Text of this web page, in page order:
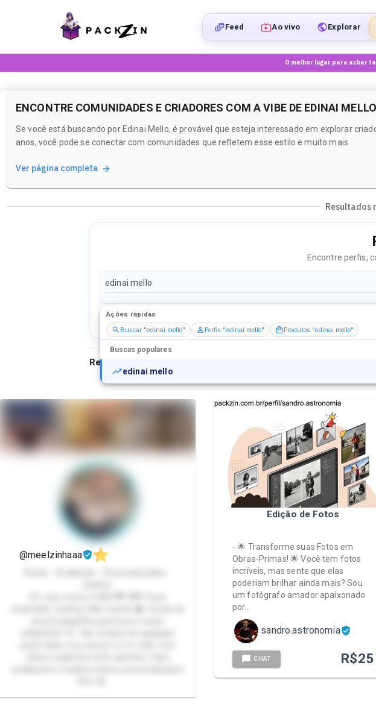
Feed Ao vivo Explorar
O melhor lugar para achar
ENCONTRE COMUNIDADES E CRIADORES COM A VIBE DE EDINAI MELLO
Se você está buscando por Edinai Mello, é provável que esteja interessado em explorar
anos, você pode se conectar com comunidades que refletem esse estilo e muito mais.
Ver página completa
Resultados
Encontre perfis,
Ações rápidas
Buscar "edinai mello" Perfis "edinai mello" Produtos "edinai mello"
Buscas populares
edinai mello
Perfis
Resultados para
@meelzinhaaa
Edição de Fotos
- 🌟 Transforme suas Fotos em
Obras-Primas! 🌟 Você tem fotos
incríveis, mas sente que elas
poderiam brilhar ainda mais? Sou
um fotógrafo amador apaixonado
por…
sandro.astronomia
CHAT R$25